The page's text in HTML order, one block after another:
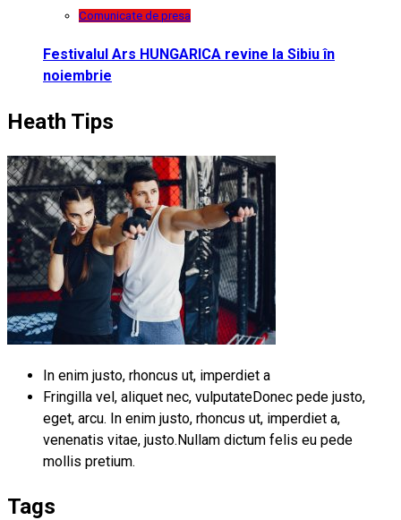
Comunicate de presa
Festivalul Ars HUNGARICA revine la Sibiu în
noiembrie
Heath Tips
In enim justo, rhoncus ut, imperdiet a
Fringilla vel, aliquet nec, vulputateDonec pede justo,
eget, arcu. In enim justo, rhoncus ut, imperdiet a,
venenatis vitae, justo.Nullam dictum felis eu pede
mollis pretium.
Tags